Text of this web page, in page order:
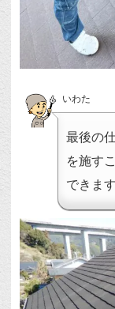
いわた
最後の
を施す
できます